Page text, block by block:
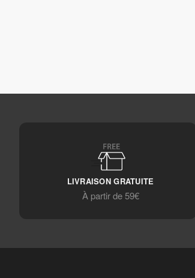
LIVRAISON GRATUITE
À partir de 59€